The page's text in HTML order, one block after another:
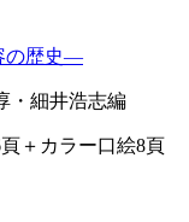
の歴史—
・細井浩志編
＋カラー口絵8頁